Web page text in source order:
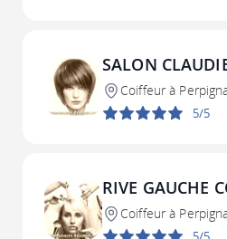
SALON
Coiffeur à
5/5
RIVE GAUCHE
Coiffeur à